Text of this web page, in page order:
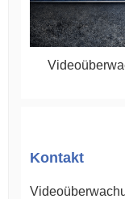
Kontakt